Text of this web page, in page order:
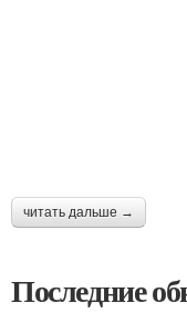
читать дальше →
Последние